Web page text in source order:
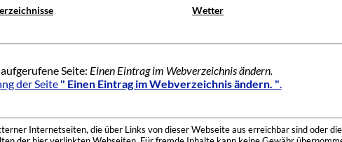
Wetter
Seite: Einen Eintrag im Webverzeichnis ändern.
der Seite " Einen Eintrag im Webverzeichnis ändern. ".
Internetseiten, die über Links von dieser Webseite aus erreichbar sind oder